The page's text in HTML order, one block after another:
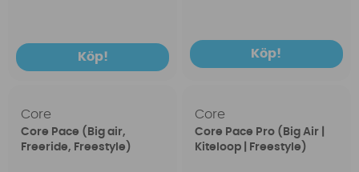
Köp! Köp!
Core
Core Pace (Big air,
Freeride, Freestyle)
Core
Core Pace Pro (Big Air |
Kiteloop | Freestyle)